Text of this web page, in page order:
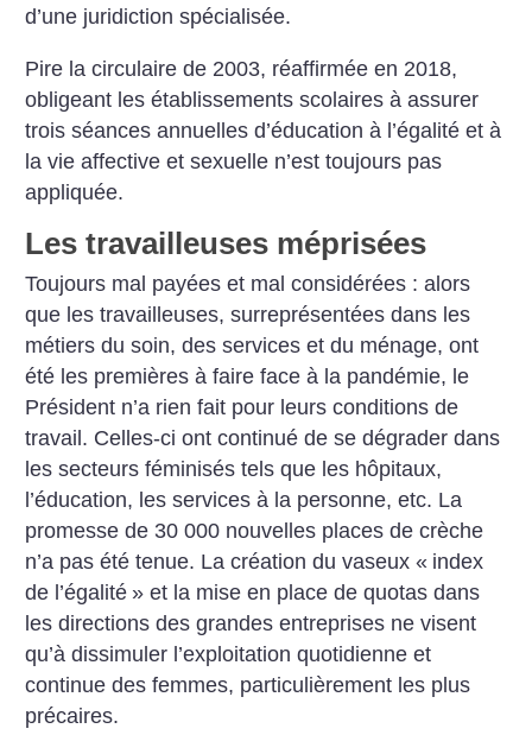
d’une juridiction spécialisée.
Pire la circulaire de 2003, réaffirmée en 2018,
obligeant les établissements scolaires à assurer
trois séances annuelles d’éducation à l’égalité et à
la vie affective et sexuelle n’est toujours pas
appliquée.
Les travailleuses méprisées
Toujours mal payées et mal considérées : alors
que les travailleuses, surreprésentées dans les
métiers du soin, des services et du ménage, ont
été les premières à faire face à la pandémie, le
Président n’a rien fait pour leurs conditions de
travail. Celles-ci ont continué de se dégrader dans
les secteurs féminisés tels que les hôpitaux,
l’éducation, les services à la personne, etc. La
promesse de 30 000 nouvelles places de crèche
n’a pas été tenue. La création du vaseux « index
de l’égalité » et la mise en place de quotas dans
les directions des grandes entreprises ne visent
qu’à dissimuler l’exploitation quotidienne et
continue des femmes, particulièrement les plus
précaires.